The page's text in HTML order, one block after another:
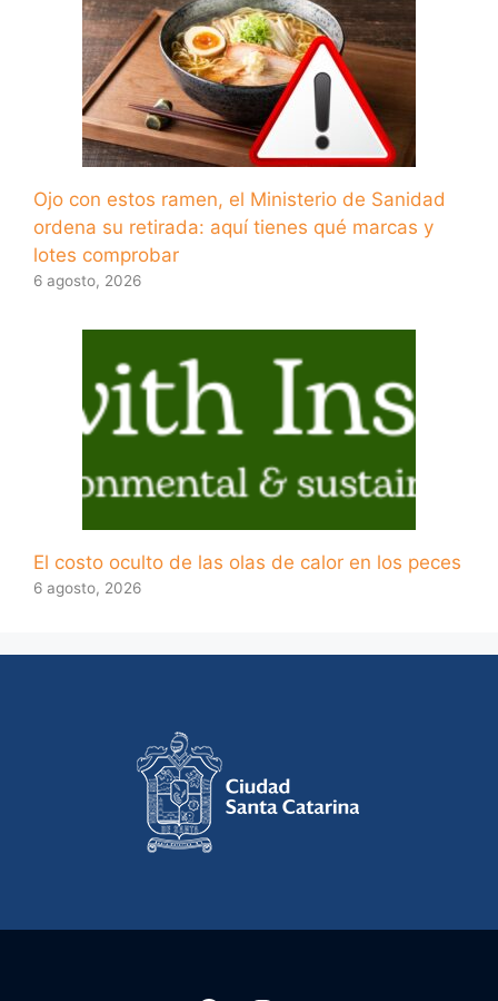
Ojo con estos ramen, el Ministerio de Sanidad
ordena su retirada: aquí tienes qué marcas y
lotes comprobar
6 agosto, 2026
El costo oculto de las olas de calor en los peces
6 agosto, 2026